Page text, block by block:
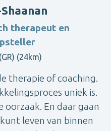
therapeut en
(24km)
therapie of coaching.
uniek is.
oorzaak. En daar gaan
leven van binnen